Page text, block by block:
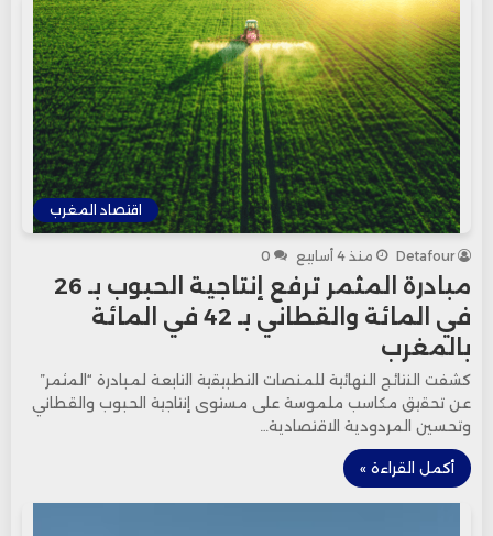
اقتصاد المغرب
Detafour منذ 4 أسابيع 0
مبادرة المثمر ترفع إنتاجية الحبوب بـ 26
في المائة والقطاني بـ 42 في المائة
بالمغرب
كشفت النتائج النهائية للمنصات التطبيقية التابعة لمبادرة “المثمر”
عن تحقيق مكاسب ملموسة على مستوى إنتاجية الحبوب والقطاني
وتحسين المردودية الاقتصادية…
أكمل القراءة »